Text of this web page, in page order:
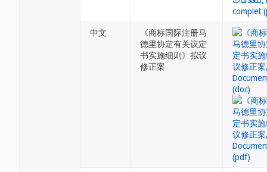
中文
《商标国际注册马
德里协定有关议定
书实施细则》拟议
修正案